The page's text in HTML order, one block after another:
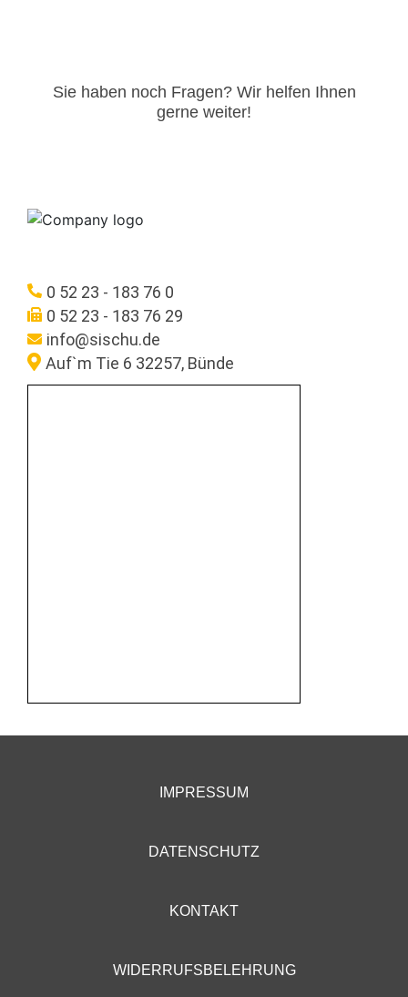
Sie haben noch Fragen? Wir helfen Ihnen
gerne weiter!​
0 52 23 - 183 76 0
0 52 23 - 183 76 29
info@sischu.de
Auf`m Tie 6 32257, Bünde
IMPRESSUM
DATENSCHUTZ
KONTAKT
WIDERRUFSBELEHRUNG